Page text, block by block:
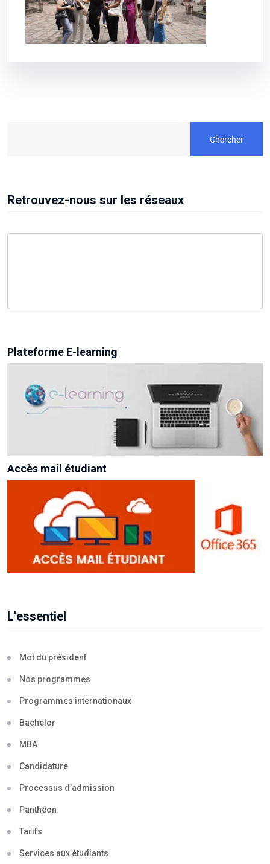
Chercher
Retrouvez-nous sur les réseaux
Plateforme E-learning
Accès mail étudiant
L’essentiel
Mot du président
Nos programmes
Programmes internationaux
Bachelor
MBA
Candidature
Processus d’admission
Panthéon
Tarifs
Services aux étudiants